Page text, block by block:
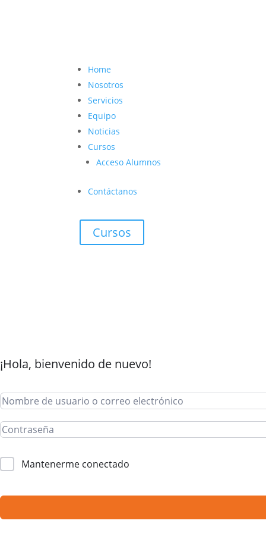
Home
Nosotros
Servicios
Equipo
Noticias
Cursos
Acceso Alumnos
Contáctanos
Cursos
¡Hola, bienvenido de nuevo!
Mantenerme conectado